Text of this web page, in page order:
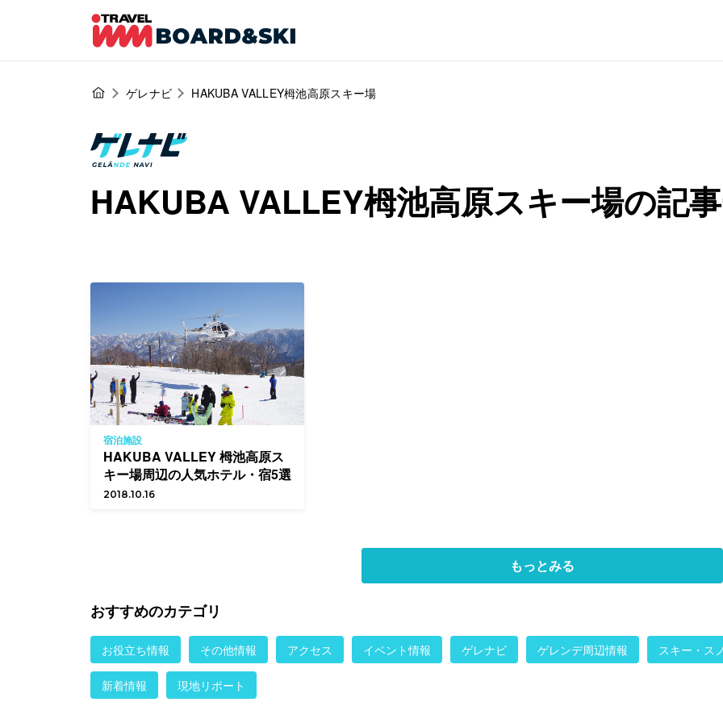
ゲレナビ HAKUBA VALLEY栂池高原スキー場
HAKUBA VALLEY栂池高原スキー場の記
宿泊施設
HAKUBA VALLEY 栂池高原ス
キー場周辺の人気ホテル・宿5選
2018.10.16
もっとみる
おすすめのカテゴリ
お役立ち情報 その他情報 アクセス イベント情報 ゲレナビ ゲレンデ周辺情報 スキー・ス
新着情報 現地リポート